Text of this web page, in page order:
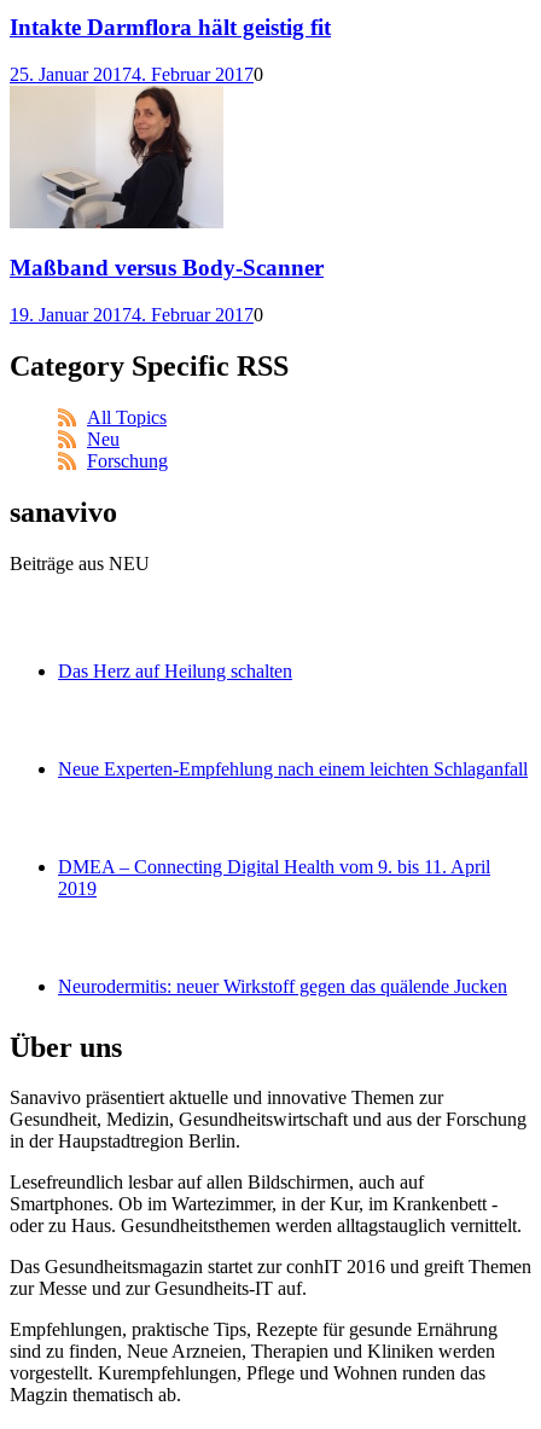
Intakte Darmflora hält geistig fit
25. Januar 20174. Februar 20170
Maßband versus Body-Scanner
19. Januar 20174. Februar 20170
Category Specific RSS
All Topics
Neu
Forschung
sanavivo
Beiträge aus NEU
Das Herz auf Heilung schalten
Neue Experten-Empfehlung nach einem leichten Schlaganfall
DMEA – Connecting Digital Health vom 9. bis 11. April
2019
Neurodermitis: neuer Wirkstoff gegen das quälende Jucken
Über uns
Sanavivo präsentiert aktuelle und innovative Themen zur
Gesundheit, Medizin, Gesundheitswirtschaft und aus der Forschung
in der Haupstadtregion Berlin.
Lesefreundlich lesbar auf allen Bildschirmen, auch auf
Smartphones. Ob im Wartezimmer, in der Kur, im Krankenbett -
oder zu Haus. Gesundheitsthemen werden alltagstauglich vernittelt.
Das Gesundheitsmagazin startet zur conhIT 2016 und greift Themen
zur Messe und zur Gesundheits-IT auf.
Empfehlungen, praktische Tips, Rezepte für gesunde Ernährung
sind zu finden, Neue Arzneien, Therapien und Kliniken werden
vorgestellt. Kurempfehlungen, Pflege und Wohnen runden das
Magzin thematisch ab.